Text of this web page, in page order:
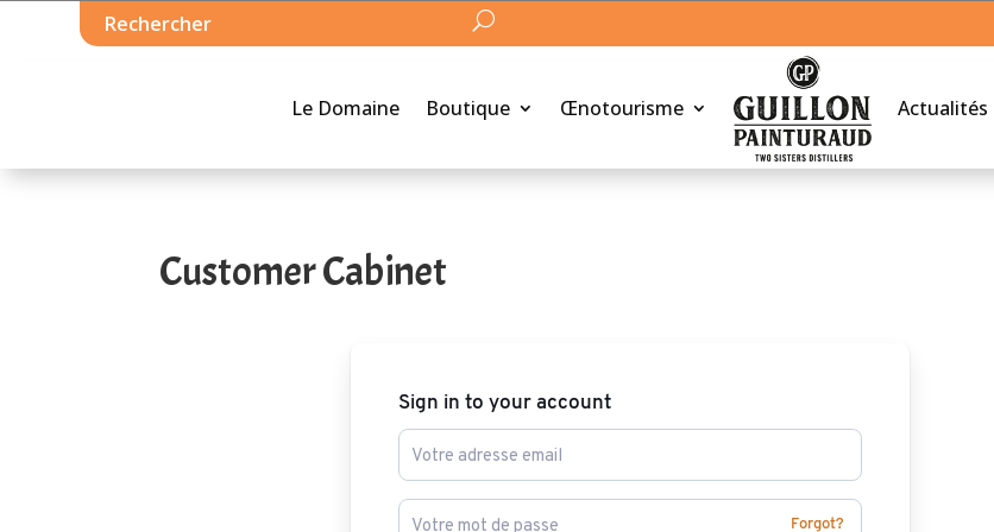
Le Domaine Boutique Œnotourisme Actualités
Customer Cabinet
Sign in to your account
Forgot?